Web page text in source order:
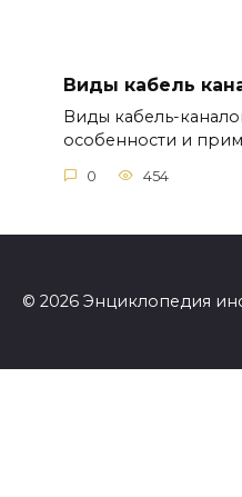
Виды кабель
Виды кабель-
особенности и
0 454
© 2026 Энциклопедия